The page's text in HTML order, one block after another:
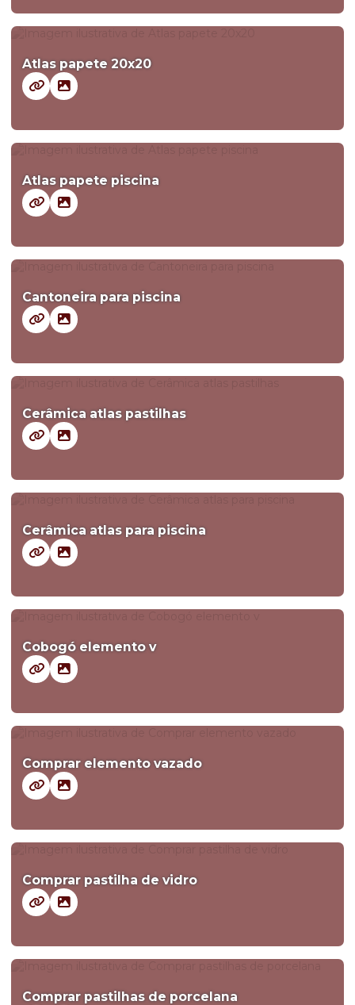
Atlas papete 20x20
Atlas papete piscina
Cantoneira para piscina
Cerâmica atlas pastilhas
Cerâmica atlas para piscina
Cobogó elemento v
Comprar elemento vazado
Comprar pastilha de vidro
Comprar pastilhas de porcelana